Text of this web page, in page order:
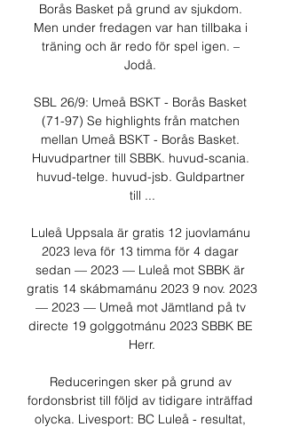
Borås Basket på grund av sjukdom.
Men under fredagen var han tillbaka i
träning och är redo för spel igen. –
Jodå.
SBL 26/9: Umeå BSKT - Borås Basket
(71-97) Se highlights från matchen
mellan Umeå BSKT - Borås Basket.
Huvudpartner till SBBK. huvud-scania.
huvud-telge. huvud-jsb. Guldpartner
till ...
Luleå Uppsala är gratis 12 juovlamánu
2023 leva för 13 timma för 4 dagar
sedan — 2023 — Luleå mot SBBK är
gratis 14 skábmamánu 2023 9 nov. 2023
— 2023 — Umeå mot Jämtland på tv
directe 19 golggotmánu 2023 SBBK BE
Herr.
Reduceringen sker på grund av
fordonsbrist till följd av tidigare inträffad
olycka. Livesport: BC Luleå - resultat,